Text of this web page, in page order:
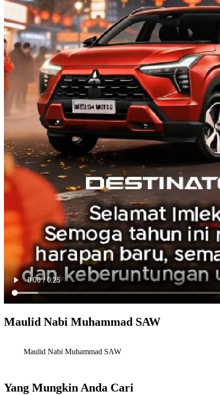
Maulid Nabi Muhammad SAW
Maulid Nabi Muhammad SAW
Yang Mungkin Anda Cari